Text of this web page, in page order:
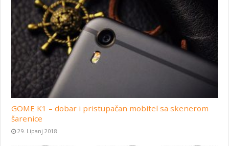
GOME K1 – dobar i pristupačan mobitel sa skenerom
šarenice
29. Lipanj 2018